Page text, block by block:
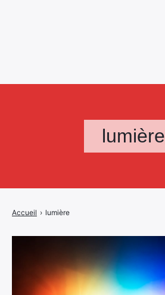
lumière
Accueil › lumière